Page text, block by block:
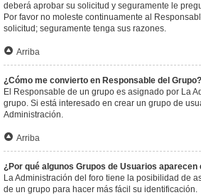
deberá aprobar su solicitud y seguramente le
Por favor no moleste continuamente al
solicitud; seguramente tenga sus razones.
Arriba
¿Cómo me convierto en Responsable del Grupo?
El Responsable de un grupo es asignado por La
grupo. Si está interesado en crear un grupo de
Administración.
Arriba
¿Por qué algunos Grupos de Usuarios
La Administración del foro tiene la posibilidad de
de un grupo para hacer más fácil su identificación.